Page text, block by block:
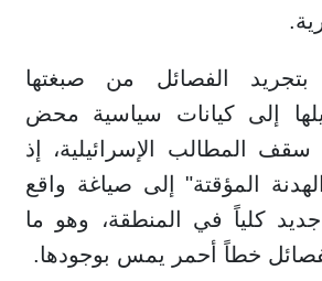
بتجريد الفصائل من صبغتها
إلى كيانات سياسية محض
المطالب الإسرائيلية، إذ
المؤقتة" إلى صياغة واقع
كلياً في المنطقة، وهو ما
خطاً أحمر يمس بوجودها.